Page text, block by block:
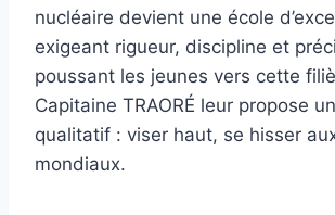
nucléaire devient une école
exigeant rigueur, discipline et
poussant les jeunes vers cette
Capitaine TRAORÉ leur propose
qualitatif : viser haut, se hisser
mondiaux.